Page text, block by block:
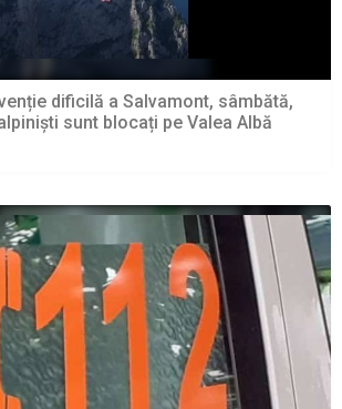
dificilă a Salvamont, sâmbătă,
sunt blocați pe Valea Albă